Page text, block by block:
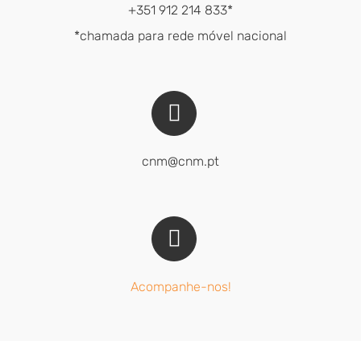
+351 912 214 833*
*chamada para rede móvel nacional
cnm@cnm.pt
Acompanhe-nos!